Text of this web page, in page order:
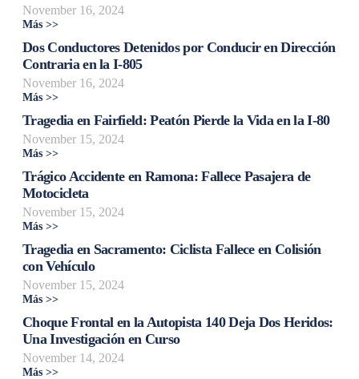
November 16, 2024
Más >>
Dos Conductores Detenidos por Conducir en Dirección
Contraria en la I-805
November 16, 2024
Más >>
Tragedia en Fairfield: Peatón Pierde la Vida en la I-80
November 15, 2024
Más >>
Trágico Accidente en Ramona: Fallece Pasajera de
Motocicleta
November 15, 2024
Más >>
Tragedia en Sacramento: Ciclista Fallece en Colisión
con Vehículo
November 15, 2024
Más >>
Choque Frontal en la Autopista 140 Deja Dos Heridos:
Una Investigación en Curso
November 14, 2024
Más >>